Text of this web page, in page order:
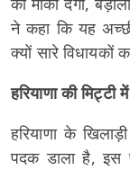
ने कहा कि यह
क्यों सारे विधायकों
हरियाणा की
हरियाणा के
पदक डाला है, इस